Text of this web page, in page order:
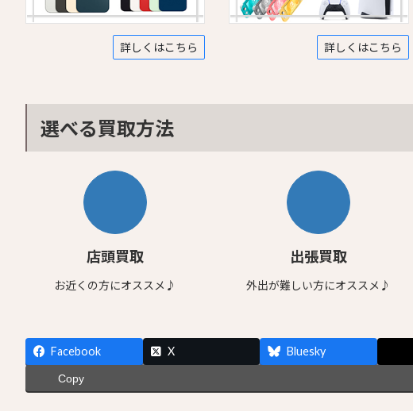
詳しくはこちら 詳しくはこちら
選べる買取方法
店頭買取
お近くの方にオススメ♪
出張買取
外出が難しい方にオススメ♪
Facebook X Bluesky
Copy